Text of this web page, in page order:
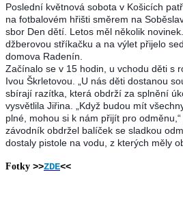
Poslední květnová sobota v Košicích
na fotbalovém hřišti směrem na
sbor Den dětí. Letos měl několik
džberovou stříkačku a na výlet přijelo
domova Radenín.
Začínalo se v 15 hodin, u vchodu děti s
Ivou Škrletovou. „U nás děti dostanou
sbírají razítka, která obdrží za splnění
vysvětlila Jiřina. „Když budou mít
plné, mohou si k nám přijít pro
závodník obdržel balíček se sladkou
dostaly pistole na vodu, z kterých měly
Fotky >>ZDE<<